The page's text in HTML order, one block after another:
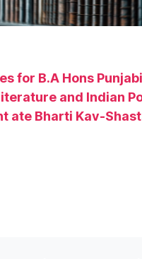
for B.A Hons
and Indian
ate Bharti Kav-